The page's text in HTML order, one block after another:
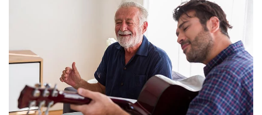
Noticias e historias
y
m